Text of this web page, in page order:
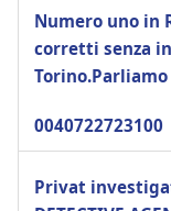
Numero uno in
corretti senza
0040722723100
Privat